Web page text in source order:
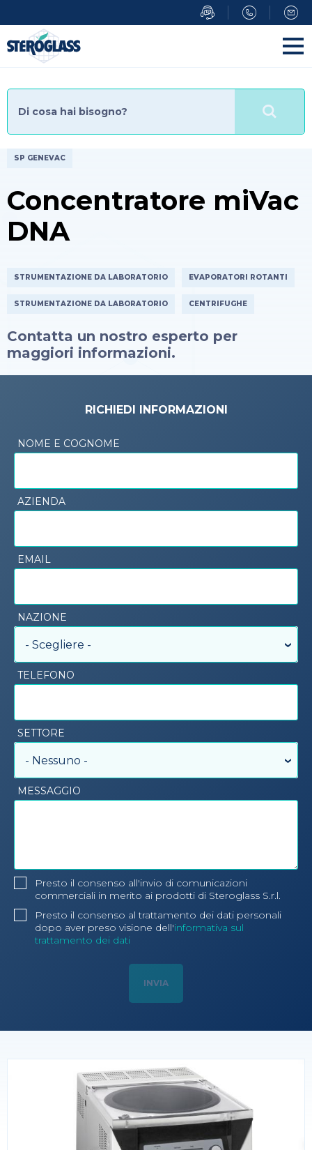
al
contenuto
principale
SP GENEVAC
Concentratore miVac
DNA
STRUMENTAZIONE DA LABORATORIO EVAPORATORI ROTANTI
STRUMENTAZIONE DA LABORATORIO CENTRIFUGHE
Contatta un nostro esperto per
maggiori informazioni.
RICHIEDI INFORMAZIONI
NOME E COGNOME
AZIENDA
EMAIL
NAZIONE
- Scegliere -
TELEFONO
SETTORE
- Nessuno -
MESSAGGIO
Presto il consenso all'invio di comunicazioni
commerciali in merito ai prodotti di Steroglass S.r.l.
Presto il consenso al trattamento dei dati personali
dopo aver preso visione dell'informativa sul
trattamento dei dati